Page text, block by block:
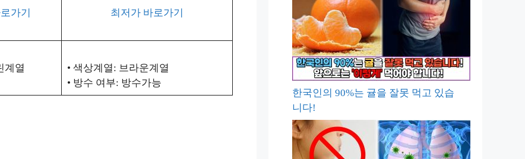
가기 최저가 바로가기
계열
• 색상계열: 브라운계열
• 방수 여부: 방수가능
한국인의 90%는 귤을 잘못 먹고 있습
니다!